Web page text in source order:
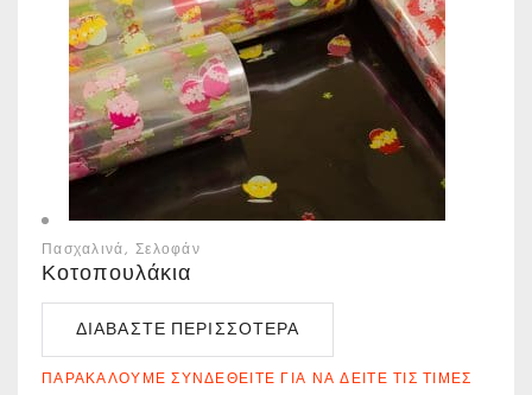
Πασχαλινά Σελοφάν
Κοτοπουλάκια
ΔΙΑΒΆΣΤΕ ΠΕΡΙΣΣΌΤΕΡΑ
ΠΑΡΑΚΑΛΟΎΜΕ ΣΥΝΔΕΘΕΊΤΕ ΓΙΑ ΝΑ ΔΕΊΤΕ ΤΙΣ ΤΙΜΈΣ